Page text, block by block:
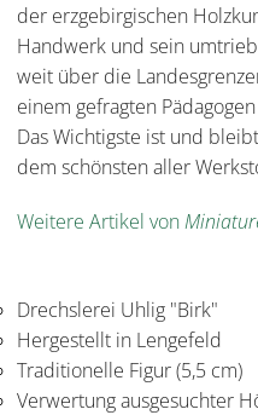
der erzgebirgischen
Handwerk und sein
weit über die
einem gefragten
Das Wichtigste ist und
dem schönsten aller
Weitere Artikel von
Drechslerei Uhlig "Birk"
Hergestellt in Lengefeld
Traditionelle Figur (5,5 cm)
Verwertung ausgesuchter